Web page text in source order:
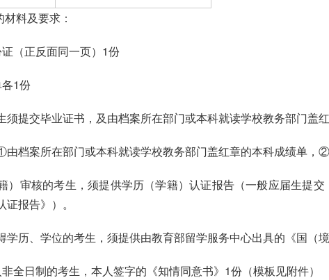
料及要求：
证（正反面同一页）1份
各1份
须提交毕业证书，及由档案所在部门或本科就读学校教务部门盖红
档案所在部门或本科就读学校教务部门盖红章的本科成绩单，
）审核的考生，须提供学历（学籍）认证报告（一般应届生提
报告》）。
历、学位的考生，须提供由教育部留学服务中心出具的《国（
全日制的考生，本人签字的《知情同意书》1份（模板见附件）